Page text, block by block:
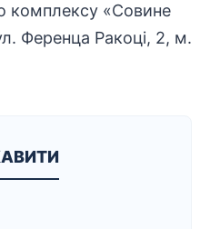
комплексу «Совине
Ференца Ракоці, 2, м.